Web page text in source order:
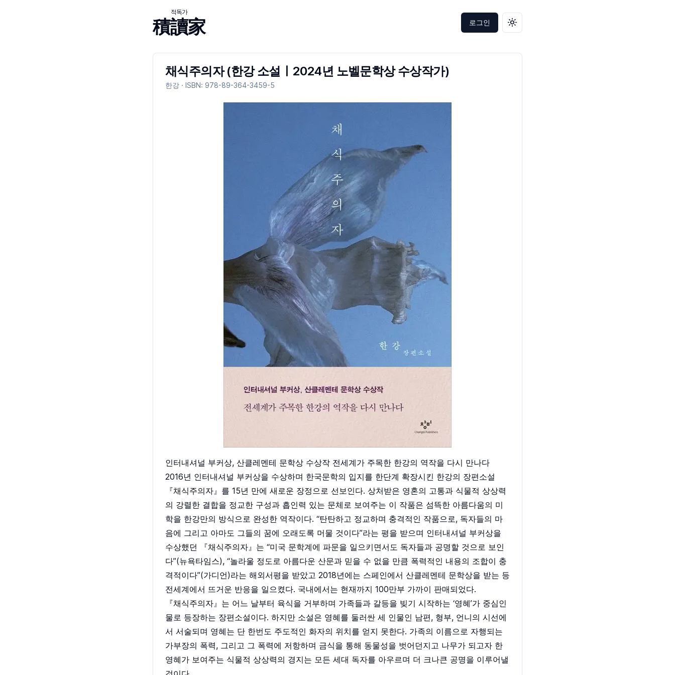
積讀家
적독가
로그인 테마 변경
채식주의자 (한강 소설ㅣ2024년 노벨문학상 수상작가)
한강 · ISBN: 978-89-364-3459-5
인터내셔널 부커상, 산클레멘테 문학상 수상작 전세계가 주목한 한강의 역작을 다시 만나다
2016년 인터내셔널 부커상을 수상하며 한국문학의 입지를 한단계 확장시킨 한강의 장편소설
『채식주의자』를 15년 만에 새로운 장정으로 선보인다. 상처받은 영혼의 고통과 식물적 상상력
의 강렬한 결합을 정교한 구성과 흡인력 있는 문체로 보여주는 이 작품은 섬뜩한 아름다움의 미
학을 한강만의 방식으로 완성한 역작이다. “탄탄하고 정교하며 충격적인 작품으로, 독자들의 마
음에 그리고 아마도 그들의 꿈에 오래도록 머물 것이다”라는 평을 받으며 인터내셔널 부커상을
수상했던 『채식주의자』는 “미국 문학계에 파문을 일으키면서도 독자들과 공명할 것으로 보인
다”(뉴욕타임스), “놀라울 정도로 아름다운 산문과 믿을 수 없을 만큼 폭력적인 내용의 조합이 충
격적이다”(가디언)라는 해외서평을 받았고 2018년에는 스페인에서 산클레멘테 문학상을 받는 등
전세계에서 뜨거운 반응을 일으켰다. 국내에서는 현재까지 100만부 가까이 판매되었다.
『채식주의자』는 어느 날부터 육식을 거부하며 가족들과 갈등을 빚기 시작하는 ‘영혜’가 중심인
물로 등장하는 장편소설이다. 하지만 소설은 영혜를 둘러싼 세 인물인 남편, 형부, 언니의 시선에
서 서술되며 영혜는 단 한번도 주도적인 화자의 위치를 얻지 못한다. 가족의 이름으로 자행되는
가부장의 폭력, 그리고 그 폭력에 저항하며 금식을 통해 동물성을 벗어던지고 나무가 되고자 한
영혜가 보여주는 식물적 상상력의 경지는 모든 세대 독자를 아우르며 더 크나큰 공명을 이루어낼